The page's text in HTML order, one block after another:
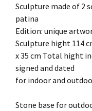
Sculpture made of 2
patina
Edition: unique
Sculpture hight 114
x 35 cm Total hight
signed and dated
for indoor and
Stone base for